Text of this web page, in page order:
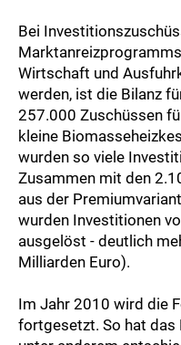
Bei
Wirtschaft und
werden, ist die Bilanz
257.000 Zuschüssen
kleine
wurden so viele
Zusammen mit den
aus der
wurden Investitionen
ausgelöst - deutlich
Milliarden Euro).
Im Jahr 2010 wird die
fortgesetzt. So hat